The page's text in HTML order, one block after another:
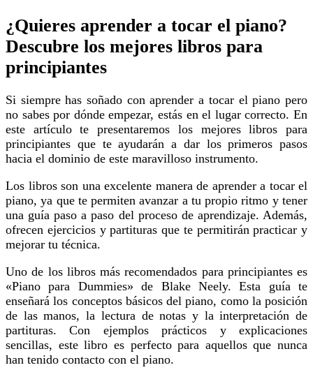
¿Quieres aprender a tocar el piano?
Descubre los mejores libros para
principiantes
Si siempre has soñado con aprender a tocar el piano pero
no sabes por dónde empezar, estás en el lugar correcto. En
este artículo te presentaremos los mejores libros para
principiantes que te ayudarán a dar los primeros pasos
hacia el dominio de este maravilloso instrumento.
Los libros son una excelente manera de aprender a tocar el
piano, ya que te permiten avanzar a tu propio ritmo y tener
una guía paso a paso del proceso de aprendizaje. Además,
ofrecen ejercicios y partituras que te permitirán practicar y
mejorar tu técnica.
Uno de los libros más recomendados para principiantes es
«Piano para Dummies» de Blake Neely. Esta guía te
enseñará los conceptos básicos del piano, como la posición
de las manos, la lectura de notas y la interpretación de
partituras. Con ejemplos prácticos y explicaciones
sencillas, este libro es perfecto para aquellos que nunca
han tenido contacto con el piano.